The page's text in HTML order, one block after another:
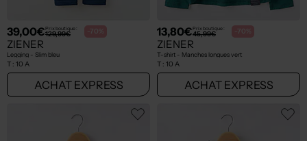
39,00€Prix boutique :
129,99€ -70%
ZIENER
Legging - Slim bleu
T : 10 A
ACHAT EXPRESS
13,80€Prix boutique :
45,99€ -70%
ZIENER
T-shirt - Manches longues vert
T : 10 A
ACHAT EXPRESS